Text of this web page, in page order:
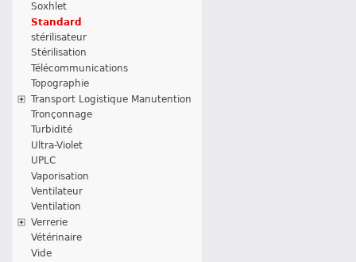
Soxhlet
Standard
stérilisateur
Stérilisation
Télécommunications
Topographie
Transport Logistique Manutention
Tronçonnage
Turbidité
Ultra-Violet
UPLC
Vaporisation
Ventilateur
Ventilation
Verrerie
Vétérinaire
Vide